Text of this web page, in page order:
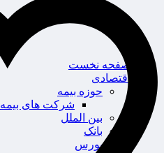
صفحه نخست
اقتصادی
حوزه بیمه
شرکت های بیمه
بین الملل
بانک
بورس